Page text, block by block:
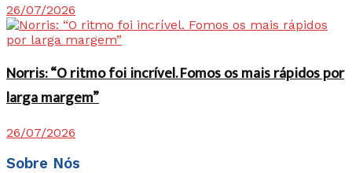
26/07/2026
Norris: “O ritmo foi incrível. Fomos os mais rápidos por
larga margem”
26/07/2026
Sobre Nós